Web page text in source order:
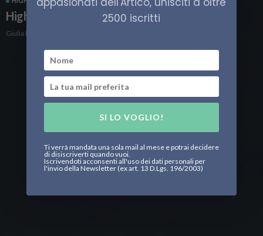
High North23, fine missione per la Alliance
Giulia Prior
2500 iscritti
SI LO VOGLIO!
Ti verrà mandata una sola mail al mese e potrai decidere
di disiscriverti quando vuoi.
Iscrivendoti acconsenti all'uso dei dati personali per
l'invio della Newsletter (ex art. 13 D.Lgs. 196/2003)